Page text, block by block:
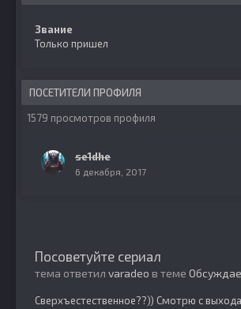
Звание
Только пришел
ПОСЕТИТЕЛИ ПРОФИЛЯ
1579 просмотров профиля
se1dhe
6 декабря, 2017
Посоветуйте сериал
тема ответил varadeo в теме
Сверхъестественное??)) Смотрю с